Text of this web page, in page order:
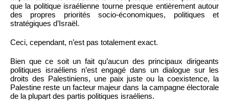
que la politique israélienne tourne presque entièrement autour
des propres priorités socio-économiques, politiques et
stratégiques d’Israël.
Ceci, cependant, n’est pas totalement exact.
Bien que ce soit un fait qu’aucun des principaux dirigeants
politiques israéliens n’est engagé dans un dialogue sur les
droits des Palestiniens, une paix juste ou la coexistence, la
Palestine reste un facteur majeur dans la campagne électorale
de la plupart des partis politiques israéliens.